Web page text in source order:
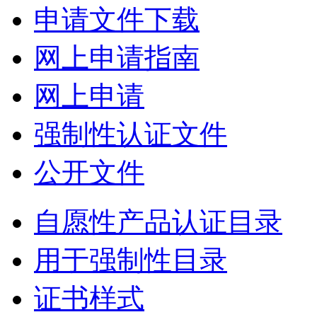
申请文件下载
网上申请指南
网上申请
强制性认证文件
公开文件
自愿性产品认证目录
用于强制性目录
证书样式